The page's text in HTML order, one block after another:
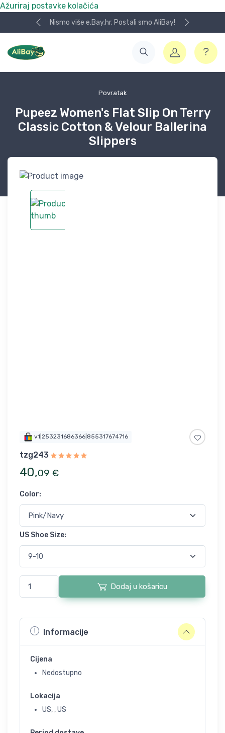
Ažuriraj postavke kolačića
Nismo više e.Bay.hr. Postali smo AliBay!
Povratak
Pupeez Women's Flat Slip On Terry
Classic Cotton & Velour Ballerina
Slippers
v1|253231686366|855317674716
tzg243
40,09 €
Color:
US Shoe Size:
Dodaj u košaricu
Informacije
Cijena
Nedostupno
Lokacija
US, , US